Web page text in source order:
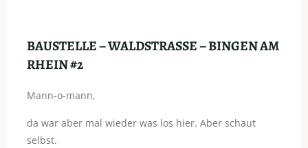
Vater
dem
BAUSTELLE – WALDSTRASSE – BINGEN AM
RHEIN #2
Mann-o-mann,
da war aber mal wieder was los hier. Aber schaut
selbst.